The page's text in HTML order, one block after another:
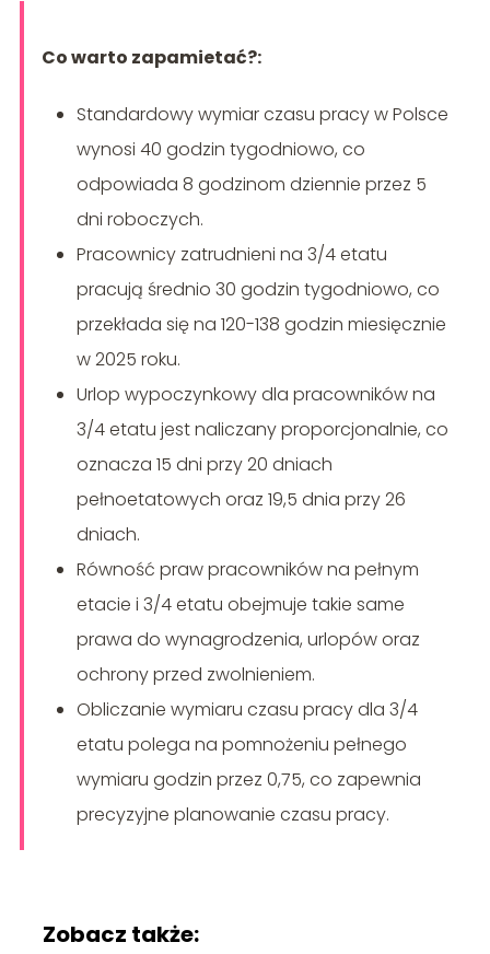
Co warto zapamietać?:
Standardowy wymiar czasu pracy w Polsce
wynosi 40 godzin tygodniowo, co
odpowiada 8 godzinom dziennie przez 5
dni roboczych.
Pracownicy zatrudnieni na 3/4 etatu
pracują średnio 30 godzin tygodniowo, co
przekłada się na 120-138 godzin miesięcznie
w 2025 roku.
Urlop wypoczynkowy dla pracowników na
3/4 etatu jest naliczany proporcjonalnie, co
oznacza 15 dni przy 20 dniach
pełnoetatowych oraz 19,5 dnia przy 26
dniach.
Równość praw pracowników na pełnym
etacie i 3/4 etatu obejmuje takie same
prawa do wynagrodzenia, urlopów oraz
ochrony przed zwolnieniem.
Obliczanie wymiaru czasu pracy dla 3/4
etatu polega na pomnożeniu pełnego
wymiaru godzin przez 0,75, co zapewnia
precyzyjne planowanie czasu pracy.
Zobacz także: